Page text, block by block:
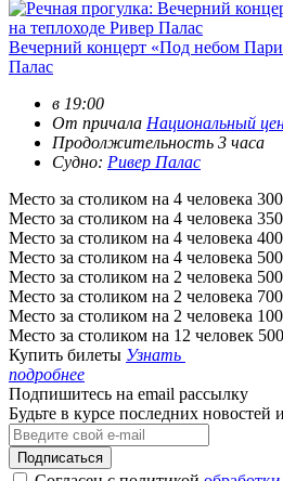
Вечерний концерт «Под небом
Палас
в 19:00
От причала Национальный
Продолжительность 3 часа
Судно: Ривер Палас
Место за столиком на 4 человека
Место за столиком на 4 человека
Место за столиком на 4 человека
Место за столиком на 4 человека
Место за столиком на 2 человека
Место за столиком на 2 человека
Место за столиком на 2 человека
Место за столиком на 12 человек
Купить билеты Узнать
подробнее
Подпишитесь на email рассылку
Будьте в курсе последних новостей
Подписаться